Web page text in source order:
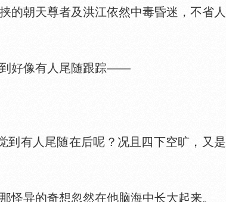
朝天尊者及洪江依然中毒昏迷，不省人
好像有人尾随跟踪——
有人尾随在后呢？况且四下空旷，又是
异的奇想忽然在他脑海中长大起来。